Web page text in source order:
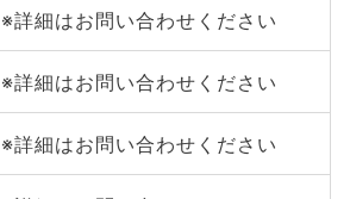
※詳細はお問い合わせください
※詳細はお問い合わせください
※詳細はお問い合わせください